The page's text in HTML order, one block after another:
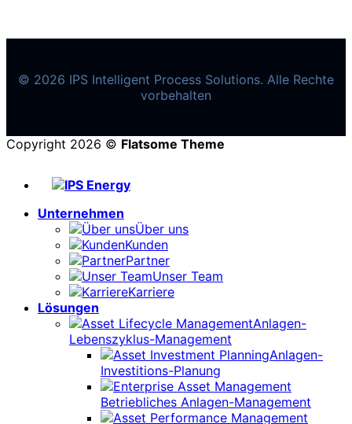
© 2026 IPS Intelligent Process Solutions. Alle Rechte
vorbehalten
Copyright 2026 © Flatsome Theme
Unternehmen
Über uns
Kunden
Partner
Unser Team
Karriere
Lösungen
Anlagen-
Lebenszyklus-Management
Anlagen-
Investitions-Planung
Betriebliches Anlagen-Management